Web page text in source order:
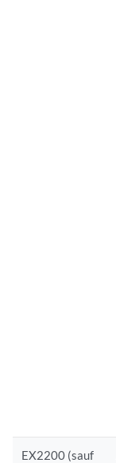
EX2200 (sauf